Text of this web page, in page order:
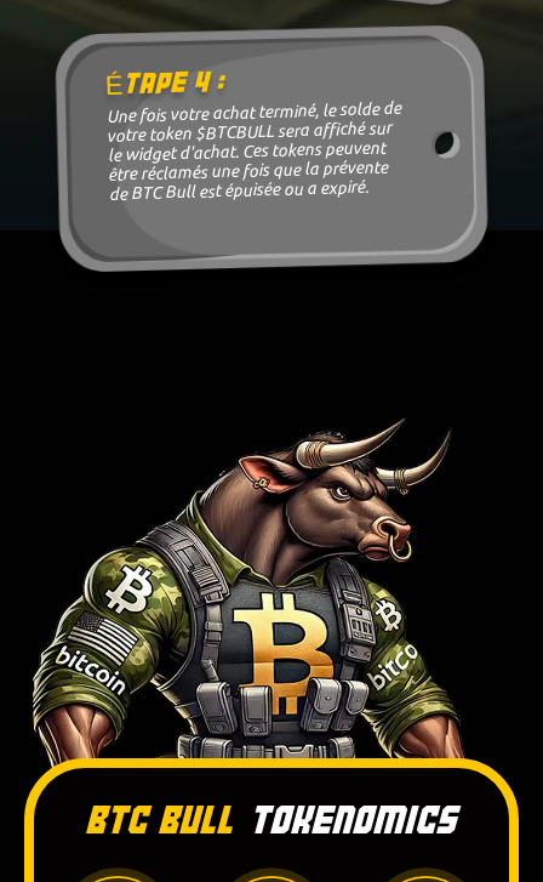
Étape 4 :
Une fois votre achat terminé, le solde de
votre token $BTCBULL sera affiché sur
le widget d'achat. Ces tokens peuvent
être réclamés une fois que la prévente
de BTC Bull est épuisée ou a expiré.
BTC Bull Tokenomics